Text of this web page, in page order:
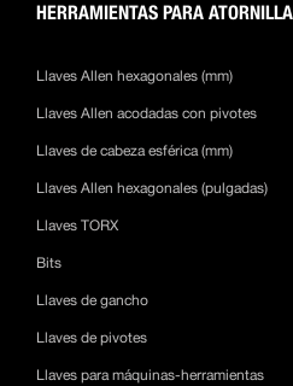
HERRAMIENTAS PARA
Llaves Allen hexagonales (mm)
Llaves Allen acodadas con pivotes
Llaves de cabeza esférica (mm)
Llaves Allen hexagonales (pulgadas)
Llaves TORX
Bits
Llaves de gancho
Llaves de pivotes
Llaves para máquinas-herramientas